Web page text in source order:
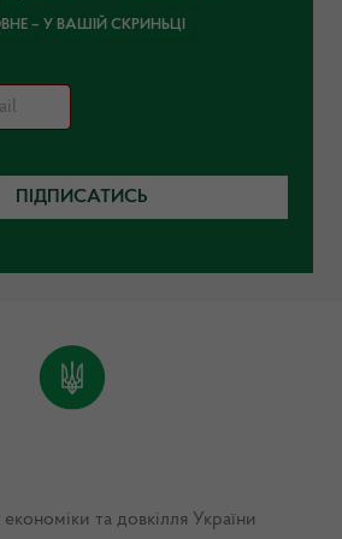
– У ВАШІЙ СКРИНЬЦІ
ПІДПИСАТИСЬ
та довкілля України